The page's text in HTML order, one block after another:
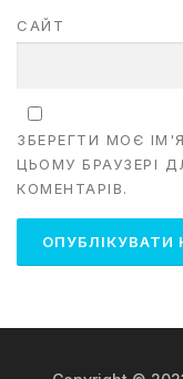
САЙТ
ЗБЕРЕГТИ МОЄ
ЦЬОМУ БРАУЗЕРІ
КОМЕНТАРІВ.